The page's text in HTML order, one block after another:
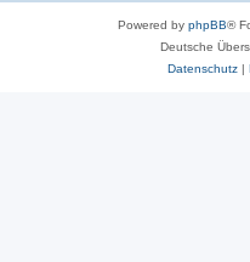
Powered by phpBB®
Deutsche
Datenschutz|